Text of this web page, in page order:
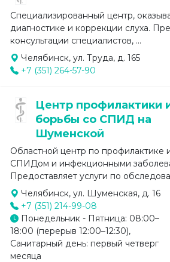
Специализированный центр,
диагностике и коррекции слуха.
консультации специалистов, ...
Челябинск, ул. Труда, д. 165
+7 (351) 264-57-90
Центр профилактики
борьбы со СПИД на
Шуменской
Областной центр по профилактике
СПИДом и инфекционными
Предоставляет услуги по
Челябинск, ул. Шуменская, д. 16
+7 (351) 214-99-08
Понедельник - Пятница: 08:00–
18:00 (перерыв 12:00–12:30),
Санитарный день: первый четверг
месяца